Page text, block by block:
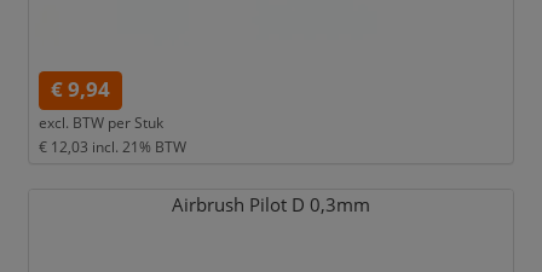
€ 9,94
excl. BTW per Stuk
€ 12,03 incl. 21% BTW
Airbrush Pilot D 0,3mm